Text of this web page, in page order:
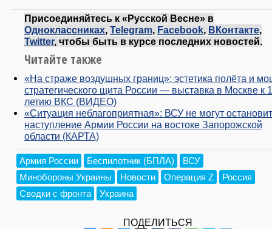
Присоединяйтесь к «Русской Весне» в
Одноклассниках, Telegram, Facebook, ВКонтакте,
Twitter, чтобы быть в курсе последних новостей.
Читайте также
«На страже воздушных границ»: эстетика полёта и
стратегического щита России — выставка в Москве к
летию ВКС (ВИДЕО)
«Ситуация неблагоприятная»: ВСУ не могут
наступление Армии России на востоке Запорожской
области (КАРТА)
Армия России Беспилотник (БПЛА)
ВСУ
Минобороны Украины
Новости Операция Z
Россия
Сводки с фронта
Украина
ПОДЕЛИТЬСЯ